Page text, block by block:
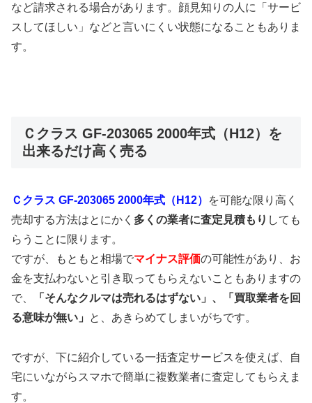
など請求される場合があります。顔見知りの人に「サービ
スしてほしい」などと言いにくい状態になることもありま
す。
Ｃクラス GF-203065 2000年式（H12）を
出来るだけ高く売る
Ｃクラス GF-203065 2000年式（H12）
を可能な限り高く
売却する方法はとにかく 多くの業者に査定見積もり しても
らうことに限ります。
ですが、もともと相場でマイナス評価の可能性があり、お
金を支払わないと引き取ってもらえないこともありますの
で、
「そんなクルマは売れるはずない」、「買取業者を回
る意味が無い」
と、あきらめてしまいがちです。
ですが、下に紹介している一括査定サービスを使えば、自
宅にいながらスマホで簡単に複数業者に査定してもらえま
す。